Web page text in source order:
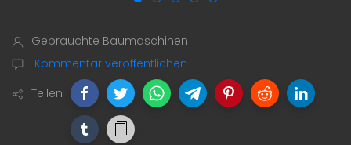
Gebrauchte Baumaschinen
Kommentar veröffentlichen
Teilen